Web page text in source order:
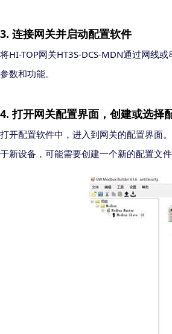
3. 连接网关并启动配置软件
将HI-TOP网关HT3S-DCS-MDN通过网线或
参数和功能。
4.打开网关配置界面 ， 创建或选择
打开配置软件中， 进入到网关的配置界面
于新设备，可能需要创建一个新的配置文